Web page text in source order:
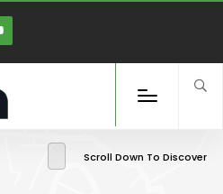
Scroll Down To Discover